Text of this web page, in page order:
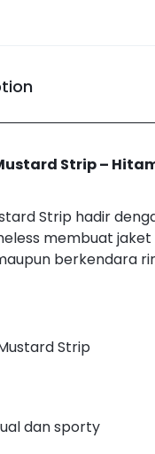
Strip –
Strip hadir
membuat
berkendara
Strip
dan sporty